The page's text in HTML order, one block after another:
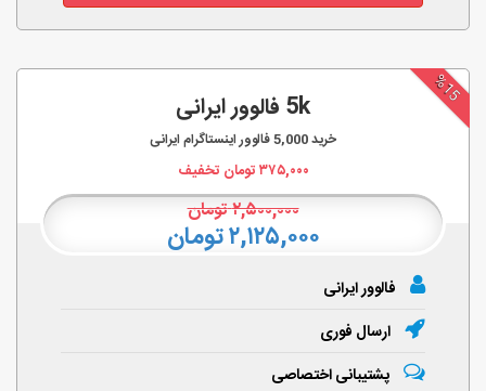
%15
5k فالوور ایرانی
خرید5,000فالوور اینستاگرام ایرانی
۳۷۵,۰۰۰تومان تخفیف
۲,۵۰۰,۰۰۰تومان
۲,۱۲۵,۰۰۰ تومان
فالوور ایرانی
ارسال فوری
پشتیبانی اختصاصی